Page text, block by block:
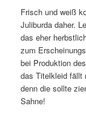
Frisch und weiß
Juliburda daher.
das eher
zum
bei Produktion
das Titelkleid fällt
denn die sollte
Sahne!